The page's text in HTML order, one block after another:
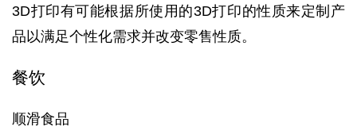
3D打印有可能根据所使用的3D打印的性质来定制产
品以满足个性化需求并改变零售性质。
餐饮
顺滑食品